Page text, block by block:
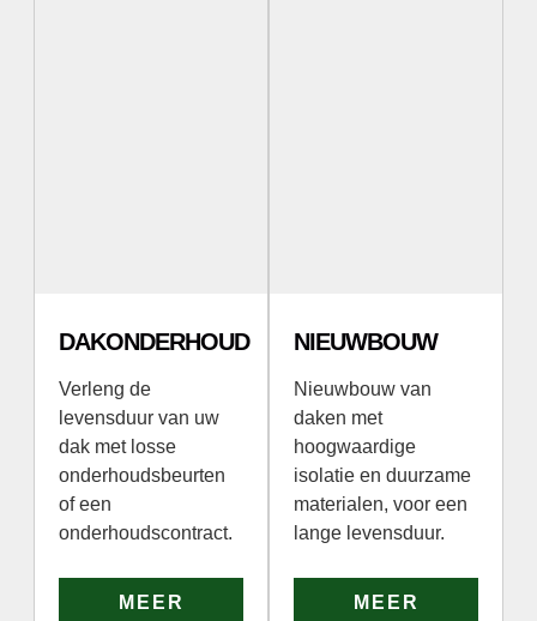
DAKONDERHOUD
Verleng de
levensduur van uw
dak met losse
onderhoudsbeurten
of een
onderhoudscontract.
MEER
NIEUWBOUW
Nieuwbouw van
daken met
hoogwaardige
isolatie en duurzame
materialen, voor een
lange levensduur.
MEER